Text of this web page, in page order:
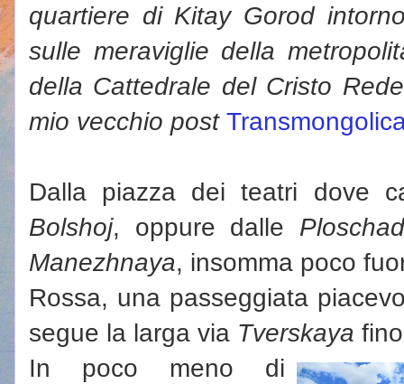
quartiere di Kitay Gorod
sulle meraviglie della
della Cattedrale del Cristo
mio vecchio post
Dalla piazza dei teatri dove
Bolshoj, oppure dalle
Manezhnaya, insomma poco
Rossa, una passeggiata
segue la larga via Tverskaya
In poco meno di